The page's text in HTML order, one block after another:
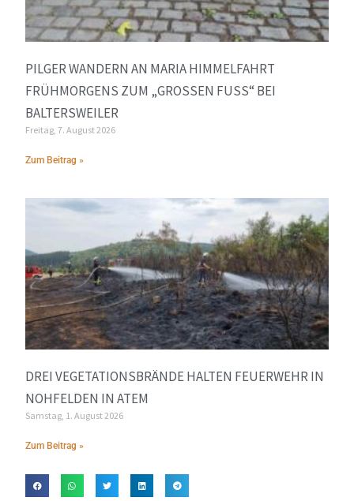
PILGER WANDERN AN MARIA HIMMELFAHRT
FRÜHMORGENS ZUM „GROSSEN FUSS“ BEI BA
LTERSWEILER
Freitag, 7. August 2026
Zum Beitrag »
DREI VEGETATIONSBRÄNDE HALTEN FEUERWEHR IN
NOHFELDEN IN ATEM
Samstag, 1. August 2026
Zum Beitrag »